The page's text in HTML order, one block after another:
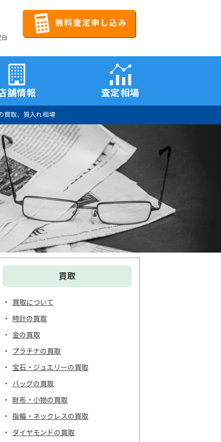
舗情報 査定相場
買取、質入れ相場
買取
買取について
時計の買取
金の買取
プラチナの買取
宝石・ジュエリーの買取
バッグの買取
財布・小物の買取
指輪・ネックレスの買取
ダイヤモンドの買取